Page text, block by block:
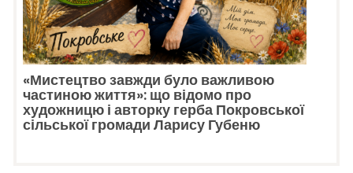
«Мистецтво завжди було важливою
частиною життя»: що відомо про
художницю і авторку герба Покровської
сільської громади Ларису Губеню